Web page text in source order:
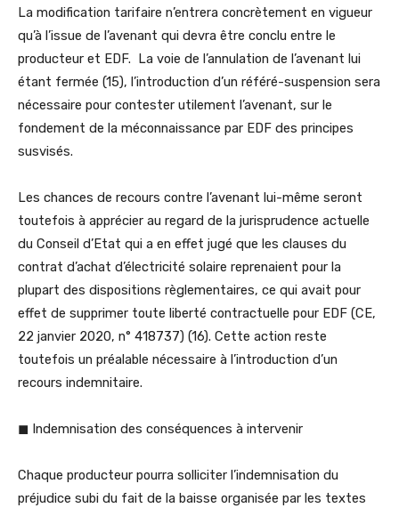
La modification tarifaire n’entrera concrètement en vigueur
qu’à l’issue de l’avenant qui devra être conclu entre le
producteur et EDF. La voie de l’annulation de l’avenant lui
étant fermée (15), l’introduction d’un référé-suspension sera
nécessaire pour contester utilement l’avenant, sur le
fondement de la méconnaissance par EDF des principes
susvisés.
Les chances de recours contre l’avenant lui-même seront
toutefois à apprécier au regard de la jurisprudence actuelle
du Conseil d’Etat qui a en effet jugé que les clauses du
contrat d’achat d’électricité solaire reprenaient pour la
plupart des dispositions règlementaires, ce qui avait pour
effet de supprimer toute liberté contractuelle pour EDF (CE,
22 janvier 2020, n° 418737) (16). Cette action reste
toutefois un préalable nécessaire à l’introduction d’un
recours indemnitaire.
◼ Indemnisation des conséquences à intervenir
Chaque producteur pourra solliciter l’indemnisation du
préjudice subi du fait de la baisse organisée par les textes